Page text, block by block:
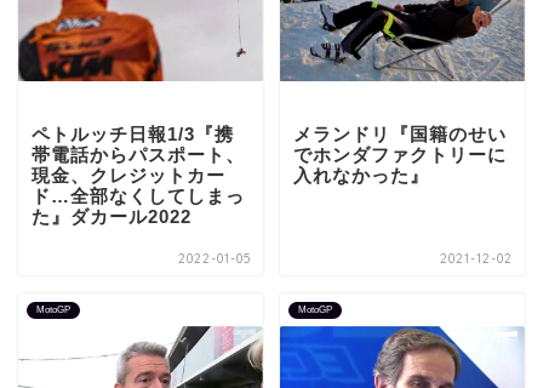
ペトルッチ日報1/3『携
帯電話からパスポート、
現金、クレジットカー
ド…全部なくしてしまっ
た』ダカール2022
2022-01-05
メランドリ『国籍のせい
でホンダファクトリーに
入れなかった』
2021-12-02
MotoGP MotoGP